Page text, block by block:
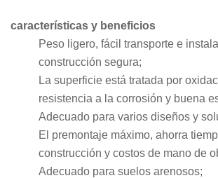
características y beneficios
Peso ligero, fácil transporte e
construcción segura;
La superficie está tratada por
resistencia a la corrosión y buena
Adecuado para varios diseños y
El premontaje máximo, ahorra
construcción y costos de mano de
Adecuado para suelos arenosos;